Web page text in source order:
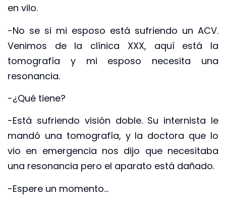
en vilo.
-No se si mi esposo está sufriendo un ACV.
Venimos de la clínica XXX, aquí está la
tomografía y mi esposo necesita una
resonancia.
-¿Qué tiene?
-Está sufriendo visión doble. Su internista le
mandó una tomografía, y la doctora que lo
vio en emergencia nos dijo que necesitaba
una resonancia pero el aparato está dañado.
-Espere un momento…